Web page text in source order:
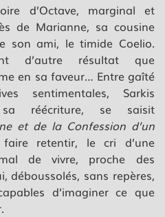
d’Octave, marginal et
de Marianne, sa cousine
son ami, le timide Coelio.
d’autre résultat que
en sa faveur… Entre gaîté
sentimentales, Sarkis
sa réécriture, se saisit
et de la Confession d’un
retentir, le cri d’une
de vivre, proche des
déboussolés, sans repères,
d’imaginer ce que